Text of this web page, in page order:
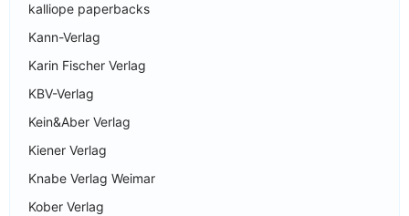
kalliope paperbacks
Kann-Verlag
Karin Fischer Verlag
KBV-Verlag
Kein&Aber Verlag
Kiener Verlag
Knabe Verlag Weimar
Kober Verlag